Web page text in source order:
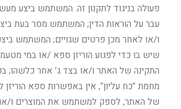
פעולה בניגוד לתקנון זה. המשתמש ביצע
עבר על הוראות הדין; המשתמש מסר בעת
ו/או לאחר מכן פרטים שגויים; המשתמש
שיש בו כדי לפגוע הוריזן ספא /או במי
התקינה של האתר ו/או בצד ג' אחר כלשהו;
מחמת "כח עליון", אין באפשרות ספא הוריזן
של האתר, לספק למשתמש את המוצרים ו/